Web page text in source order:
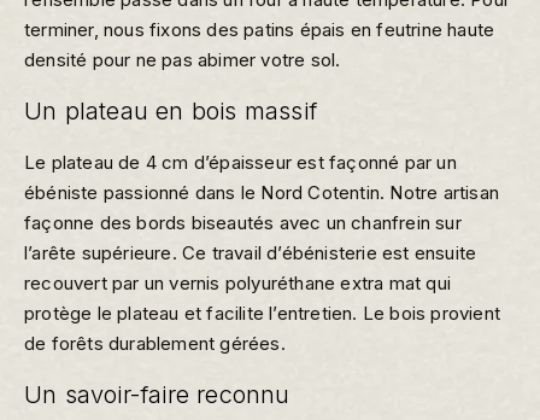
terminer, nous fixons des patins épais en feutrine haute
densité pour ne pas abimer votre sol.
Un plateau en bois massif
Le plateau de 4 cm d’épaisseur est façonné par un
ébéniste passionné dans le Nord Cotentin. Notre artisan
façonne des bords biseautés avec un chanfrein sur
l’arête supérieure. Ce travail d’ébénisterie est ensuite
recouvert par un vernis polyuréthane extra mat qui
protège le plateau et facilite l’entretien. Le bois provient
de forêts durablement gérées.
Un savoir-faire reconnu